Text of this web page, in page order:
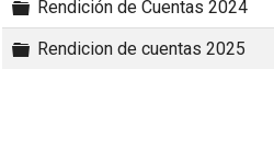
Carpeta
Rendición de Cuentas 2024
Carpeta
Rendicion de cuentas 2025